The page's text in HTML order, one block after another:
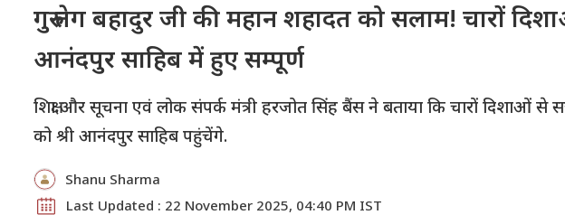
गुरु तेग बहादुर जी की महान शहादत को सलाम! चारों
आनंदपुर साहिब में हुए सम्पूर्ण
शिक्षा और सूचना एवं लोक संपर्क मंत्री हरजोत सिंह बैंस ने बताया कि चारों दिशाओं से
को श्री आनंदपुर साहिब पहुंचेंगे.
Shanu Sharma
Last Updated : 22 November 2025, 04:40 PM IST